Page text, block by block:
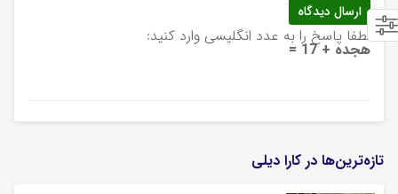
لطفا پاسخ را به عدد انگلیسی وارد کنید:
هجده + 17 =
تازه‌ترین‌ها در کارا دیلی